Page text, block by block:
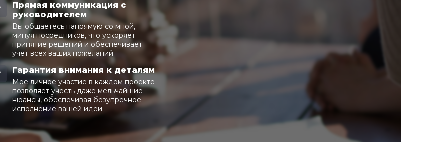
Прямая коммуникация с
руководителем
Вы общаетесь напрямую со мной,
минуя посредников, что ускоряет
принятие решений и обеспечивает
учет всех ваших пожеланий.
Гарантия внимания к деталям
Мое личное участие в каждом проекте
позволяет учесть даже мельчайшие
нюансы, обеспечивая безупречное
исполнение вашей идеи.